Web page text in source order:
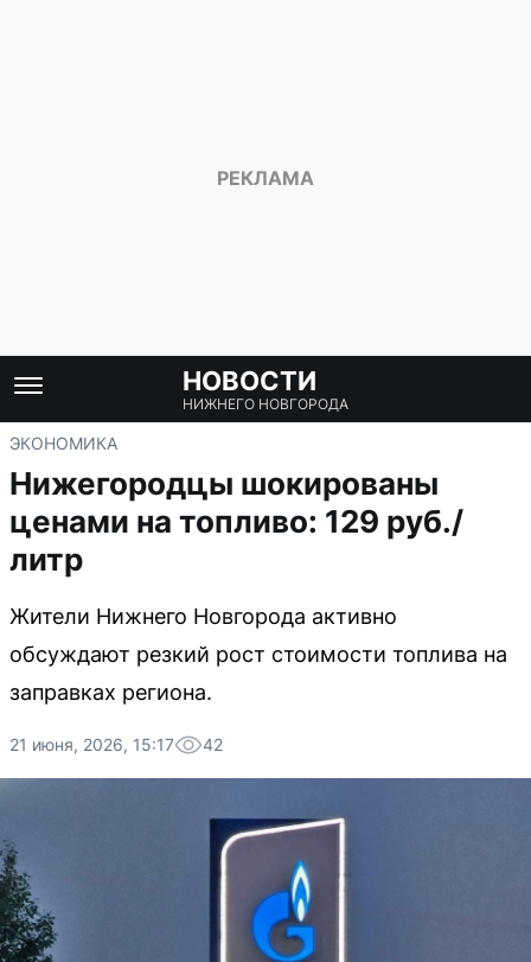
НОВОСТИ
НИЖНЕГО НОВГОРОДА
ЭКОНОМИКА
Нижегородцы шокированы
ценами на топливо: 129 руб./
литр
Жители Нижнего Новгорода активно
обсуждают резкий рост стоимости топлива на
заправках региона.
21 июня, 2026, 15:17 42